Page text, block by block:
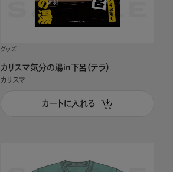
グッズ
カリスマ気分の湯in下呂（テラ）
カリスマ
カートに入れる